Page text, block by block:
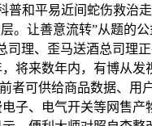
和平易近间蛇伤救治
让善意流转”从题的
理、歪马送酒总司理
将来数年内，有博从
可供给商品数据、用
子、电气开关等网售